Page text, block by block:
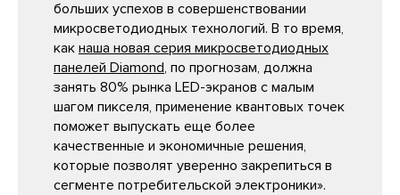
больших успехов в совершенствовании
микросветодиодных технологий. В то время,
как наша новая серия микросветодиодных
панелей Diamond, по прогнозам, должна
занять 80% рынка LED-экранов с малым
шагом пикселя, применение квантовых точек
поможет выпускать еще более
качественные и экономичные решения,
которые позволят уверенно закрепиться в
сегменте потребительской электроники».